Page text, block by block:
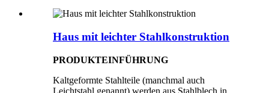
Haus mit leichter Stahlkonstruktion
PRODUKTEINFÜHRUNG
Kaltgeformte Stahlteile (manchmal auch
Leichtstahl genannt) werden aus Stahlblech in